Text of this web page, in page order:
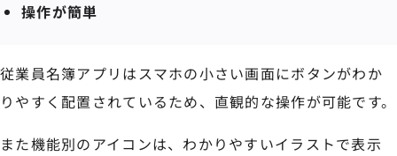
操作が簡単
従業員名簿アプリはスマホの小さい画面にボタンがわか
りやすく配置されているため、直観的な操作が可能です。
また機能別のアイコンは、わかりやすいイラストで表示